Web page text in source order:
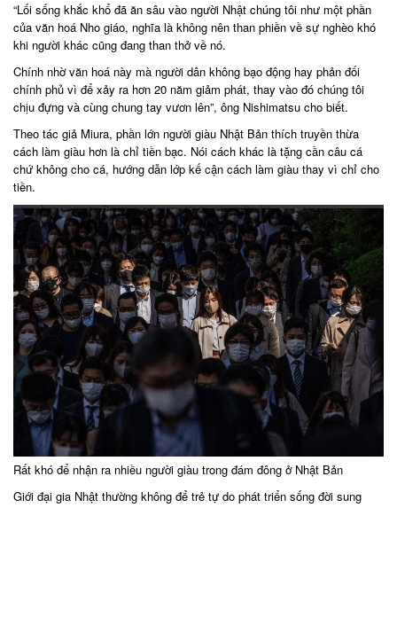
“Lối sống khắc khổ đã ăn sâu vào người Nhật chúng tôi như một phần
của văn hoá Nho giáo, nghĩa là không nên than phiền về sự nghèo khó
khi người khác cũng đang than thở về nó.
Chính nhờ văn hoá này mà người dân không bạo động hay phản đối
chính phủ vì để xảy ra hơn 20 năm giảm phát, thay vào đó chúng tôi
chịu đựng và cùng chung tay vươn lên”, ông Nishimatsu cho biết.
Theo tác giả Miura, phần lớn người giàu Nhật Bản thích truyền thừa
cách làm giàu hơn là chỉ tiền bạc. Nói cách khác là tặng cần câu cá
chứ không cho cá, hướng dẫn lớp kế cận cách làm giàu thay vì chỉ cho
tiền.
Rất khó để nhận ra nhiều người giàu trong đám đông ở Nhật Bản
Giới đại gia Nhật thường không để trẻ tự do phát triển sống đời sung